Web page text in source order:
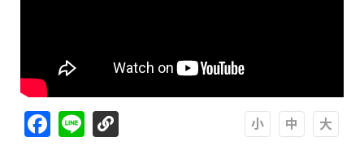
Facebook
Line